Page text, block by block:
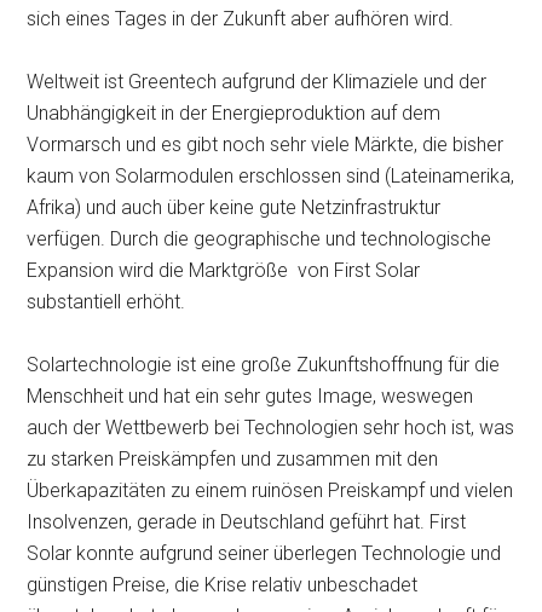
sich eines Tages in der Zukunft aber aufhören wird.
Weltweit ist Greentech aufgrund der Klimaziele und der
Unabhängigkeit in der Energieproduktion auf dem
Vormarsch und es gibt noch sehr viele Märkte, die bisher
kaum von Solarmodulen erschlossen sind (Lateinamerika,
Afrika) und auch über keine gute Netzinfrastruktur
verfügen. Durch die geographische und technologische
Expansion wird die Marktgröße von First Solar
substantiell erhöht.
Solartechnologie ist eine große Zukunftshoffnung für die
Menschheit und hat ein sehr gutes Image, weswegen
auch der Wettbewerb bei Technologien sehr hoch ist, was
zu starken Preiskämpfen und zusammen mit den
Überkapazitäten zu einem ruinösen Preiskampf und vielen
Insolvenzen, gerade in Deutschland geführt hat. First
Solar konnte aufgrund seiner überlegen Technologie und
günstigen Preise, die Krise relativ unbeschadet